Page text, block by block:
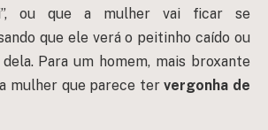
ou que a mulher vai ficar se
que ele verá o peitinho caído ou
Para um homem, mais broxante
mulher que parece tervergonha de